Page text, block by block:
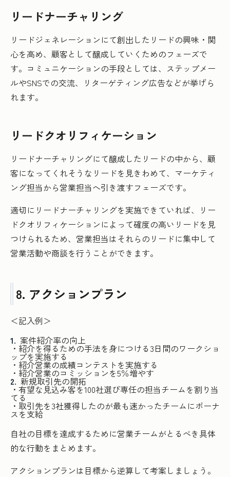
リードナーチャリング
リードジェネレーションにて創出したリードの興味・関
心を高め、顧客として醸成していくためのフェーズで
す。コミュニケーションの手段としては、ステップメー
ルやSNSでの交流、リターゲティング広告などが挙げら
れます。
リードクオリフィケーション
リードナーチャリングにて醸成したリードの中から、顧
客になってくれそうなリードを見きわめて、マーケティ
ング担当から営業担当へ引き渡すフェーズです。
適切にリードナーチャリングを実施できていれば、リー
ドクオリフィケーションによって確度の高いリードを見
つけられるため、営業担当はそれらのリードに集中して
営業活動や商談を行うことができます。
8. アクションプラン
＜記入例＞
案件紹介率の向上
・紹介を得るための手法を身につける3日間のワークショ
ップを実施する
・紹介営業の成績コンテストを実施する
・紹介営業のコミッションを5％増やす
新規取引先の開拓
・有望な見込み客を100社選び専任の担当チームを割り当
てる
・取引先を3社獲得したのが最も速かったチームにボーナ
スを支給
自社の目標を達成するために営業チームがとるべき具体
的な行動をまとめます。
アクションプランは目標から逆算して考案しましょう。